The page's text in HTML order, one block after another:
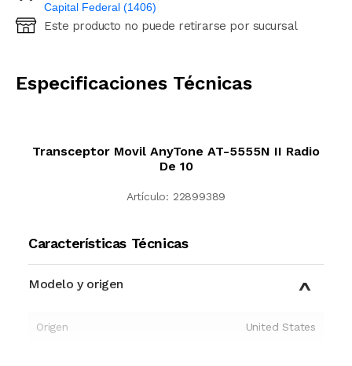
Capital Federal (1406)
Ingresá código postal (sólo números)
Este producto no puede retirarse por sucursal
Especificaciones Técnicas
Transceptor Movil AnyTone AT-5555N II Radio
De 10
Artículo: 22899389
Características Técnicas
Modelo y origen
Origen United States